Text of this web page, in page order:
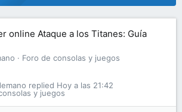
online Ataque a los Titanes: Guía
Foro de consolas y juegos
y juegos
Hoy a las 21:42